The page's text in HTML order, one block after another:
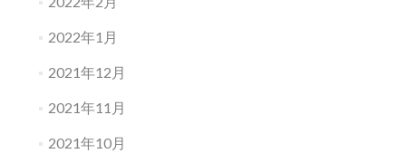
2022年1月
2021年12月
2021年11月
2021年10月